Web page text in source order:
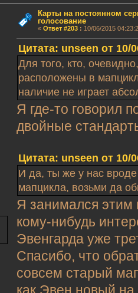
Карты на постоянном
голосование
« Ответ #203: 10/06/2015
Цитата: unseen от 10/
Для того, кто,
расположены в
наличие не играет
Я где-то говорил
двойные
Цитата: unseen от 10/
И да, ты же у нас вроде
мапцикла, возьми да
Я занимался этим
кому-нибудь
Эвенгарда уже
Спасибо, что
совсем старый